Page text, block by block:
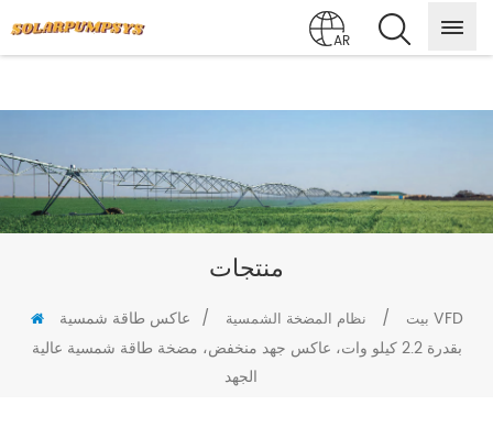
AR
منتجات
بيت / نظام المضخة الشمسية / عاكس طاقة شمسية VFD
بقدرة 2.2 كيلو وات، عاكس جهد منخفض، مضخة طاقة شمسية عالية
الجهد